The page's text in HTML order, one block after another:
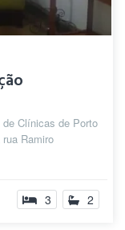
Clínicas de Porto
Ramiro
3 2